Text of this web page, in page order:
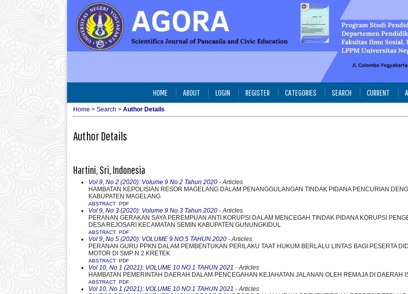
HOME ABOUT LOGIN REGISTER CATEGORIES SEARCH CURRENT
Home > Search > Author Details
Author Details
Hartini, Sri, Indonesia
Vol 9, No 2 (2020): Volume 9 No.2 Tahun 2020 - Articles
HAMBATAN KEPOLISIAN RESOR MAGELANG DALAM PENANGGULANGAN TINDAK PIDANA PENCURIAN
KABUPATEN MAGELANG
ABSTRACT PDF
Vol 9, No 3 (2020): Volume 9 No.3 Tahun 2020 - Articles
PERANAN GERAKAN SAYA PEREMPUAN ANTI KORUPSI DALAM MENCEGAH TINDAK PIDANA KORUPSI
DESA REJOSARI KECAMATAN SEMIN KABUPATEN GUNUNGKIDUL
ABSTRACT PDF
Vol 9, No 5 (2020): VOLUME 9 NO.5 TAHUN 2020 - Articles
PERANAN GURU PPKN DALAM PEMBENTUKAN PERILAKU TAAT HUKUM BERLALU LINTAS BAGI PESERTA
MOTOR DI SMP N 2 KRETEK
ABSTRACT PDF
Vol 10, No 1 (2021): VOLUME 10 NO.1 TAHUN 2021 - Articles
HAMBATAN PEMERINTAH DAERAH DALAM PENCEGAHAN KEJAHATAN JALANAN OLEH REMAJA DI DAERAH
ABSTRACT PDF
Vol 10, No 1 (2021): VOLUME 10 NO.1 TAHUN 2021 - Articles